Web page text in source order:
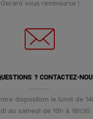
Gerard vous rembourse !
? CONTACTEZ-
disposition le lundi de
au samedi de 10h à 18h30.